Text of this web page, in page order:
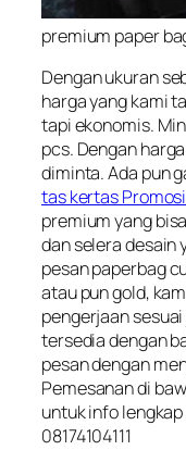
premium paper
Dengan ukuran
harga yang kami
tapi ekonomis.
pcs. Dengan
diminta. Ada pun
tas kertas
premium yang
dan selera desain
pesan paperbag
atau pun gold,
pengerjaan
tersedia dengan
pesan dengan
Pemesanan di
untuk info
08174104111